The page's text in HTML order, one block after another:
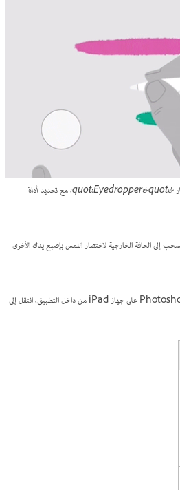
استخدام اختصار اللمس الثانوي لتنشيط إصدار &quot;Eyedropper&quot; مع تحديد أداة
إلى الحافة الخارجية لاختصار اللمس بإصبع يدك الأخرى